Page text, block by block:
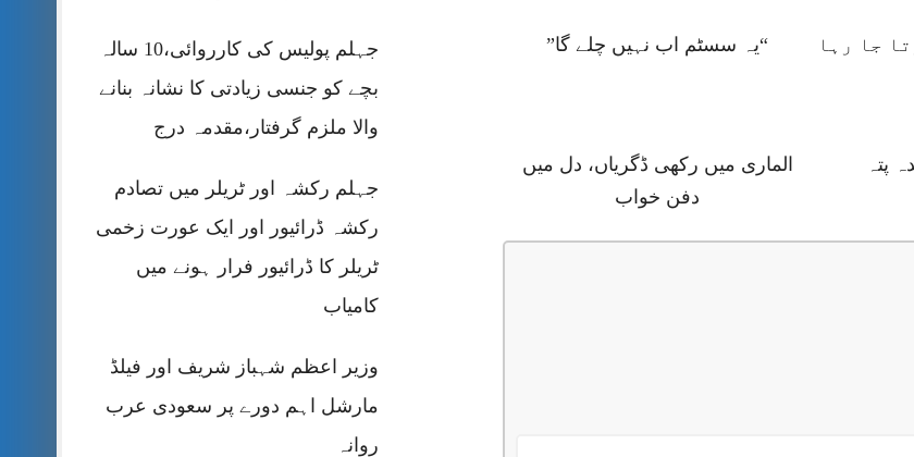
جہلم پولیس کی کارروائی،10 سالہ
بچے کو جنسی زیادتی کا نشانہ بنانے
والا ملزم گرفتار،مقدمہ درج
جہلم رکشہ اور ٹریلر میں تصادم
رکشہ ڈرائیور اور ایک عورت زخمی
ٹریلر کا ڈرائیور فرار ہونے میں
کامیاب
وزیر اعظم شہباز شریف اور فیلڈ
مارشل اہم دورے پر سعودی عرب
روانہ
جا رہا
“یہ سسٹم اب نہیں چلے گا”
پتہ
الماری میں رکھی ڈگریاں، دل میں
دفن خواب